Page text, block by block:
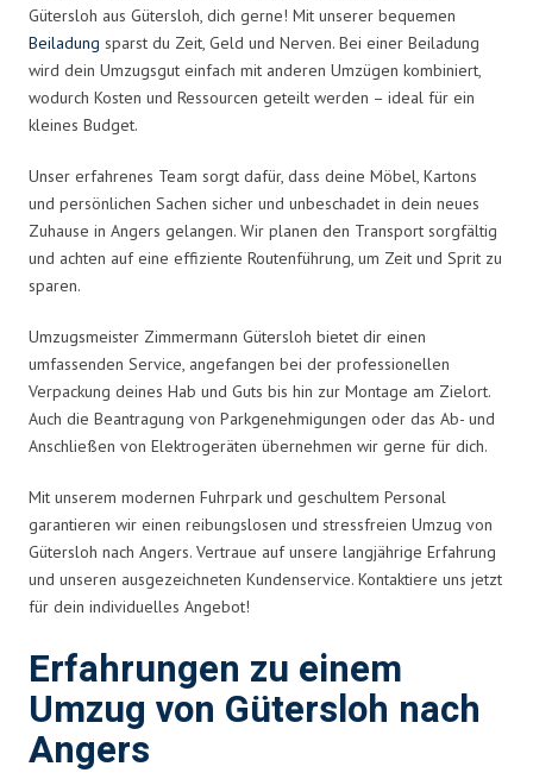
Gütersloh aus Gütersloh, dich gerne! Mit unserer bequemen
Beiladung sparst du Zeit, Geld und Nerven. Bei einer Beiladung
wird dein Umzugsgut einfach mit anderen Umzügen kombiniert,
wodurch Kosten und Ressourcen geteilt werden – ideal für ein
kleines Budget.
Unser erfahrenes Team sorgt dafür, dass deine Möbel, Kartons
und persönlichen Sachen sicher und unbeschadet in dein neues
Zuhause in Angers gelangen. Wir planen den Transport sorgfältig
und achten auf eine effiziente Routenführung, um Zeit und Sprit zu
sparen.
Umzugsmeister Zimmermann Gütersloh bietet dir einen
umfassenden Service, angefangen bei der professionellen
Verpackung deines Hab und Guts bis hin zur Montage am Zielort.
Auch die Beantragung von Parkgenehmigungen oder das Ab- und
Anschließen von Elektrogeräten übernehmen wir gerne für dich.
Mit unserem modernen Fuhrpark und geschultem Personal
garantieren wir einen reibungslosen und stressfreien Umzug von
Gütersloh nach Angers. Vertraue auf unsere langjährige Erfahrung
und unseren ausgezeichneten Kundenservice. Kontaktiere uns jetzt
für dein individuelles Angebot!
Erfahrungen zu einem
Umzug von Gütersloh nach
Angers